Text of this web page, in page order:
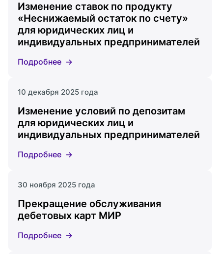
Изменение ставок по продукту
«Неснижаемый остаток по счету»
для юридических лиц и
индивидуальных предпринимателей
Подробнее
10 декабря 2025 года
Изменение условий по депозитам
для юридических лиц и
индивидуальных предпринимателей
Подробнее
30 ноября 2025 года
Прекращение обслуживания
дебетовых карт МИР
Подробнее